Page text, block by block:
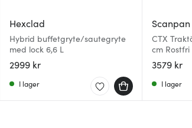
Hexclad
Hybrid buffetgryte/sautegryte
med lock 6,6 L
2999 kr
I lager
Scanpan
CTX
cm Rostfri
3579 kr
I lager